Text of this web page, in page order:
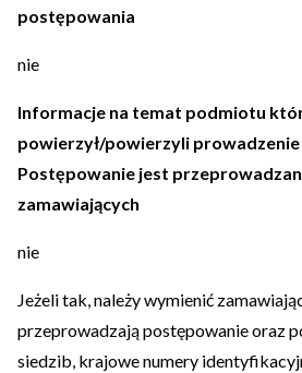
postępowania
nie
Informacje na temat podmiotu
powierzył/powierzyli
Postępowanie jest
zamawiających
nie
Jeżeli tak, należy wymienić
przeprowadzają postępowanie oraz
siedzib, krajowe numery